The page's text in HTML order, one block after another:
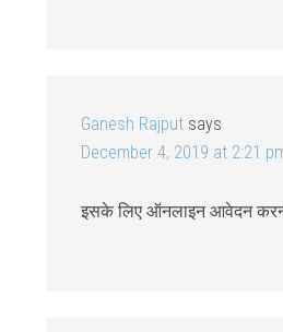
Ganesh Rajput says
December 4, 2019 at 2:21
इसके लिए ऑनलाइन आवेदन